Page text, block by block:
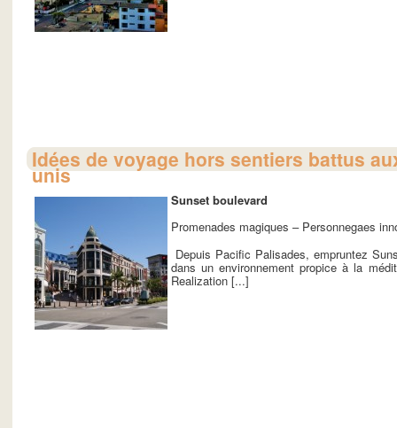
Idées de voyage hors sentiers battus
unis
Sunset boulevard
Promenades magiques – Personnegaes
Depuis Pacific Palisades, empruntez
dans un environnement propice à la
Realization [...]